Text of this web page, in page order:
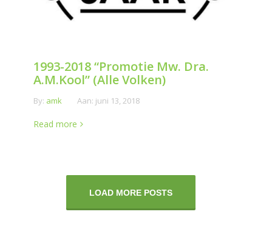
1993-2018 “Promotie Mw. Dra.
A.M.Kool” (Alle Volken)
By: amk Aan: juni 13, 2018
Read more
LOAD MORE POSTS